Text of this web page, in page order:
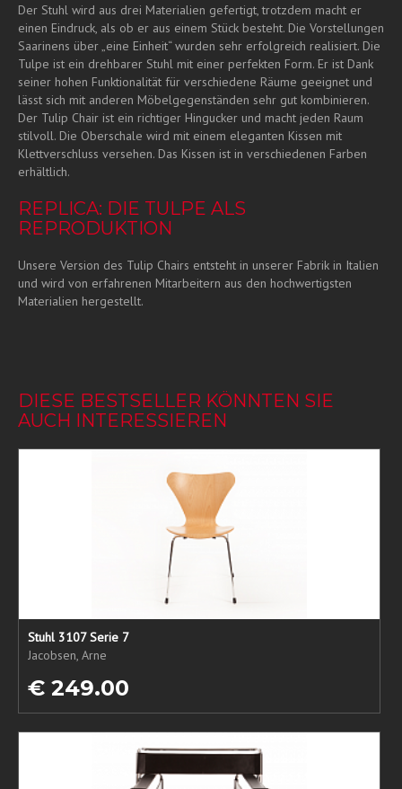
Der Stuhl wird aus drei Materialien gefertigt, trotzdem macht er
einen Eindruck, als ob er aus einem Stück besteht. Die Vorstellungen
Saarinens über „eine Einheit“ wurden sehr erfolgreich realisiert. Die
Tulpe ist ein drehbarer Stuhl mit einer perfekten Form. Er ist Dank
seiner hohen Funktionalität für verschiedene Räume geeignet und
lässt sich mit anderen Möbelgegenständen sehr gut kombinieren.
Der Tulip Chair ist ein richtiger Hingucker und macht jeden Raum
stilvoll. Die Oberschale wird mit einem eleganten Kissen mit
Klettverschluss versehen. Das Kissen ist in verschiedenen Farben
erhältlich.
REPLICA: DIE TULPE ALS
REPRODUKTION
Unsere Version des Tulip Chairs entsteht in unserer Fabrik in Italien
und wird von erfahrenen Mitarbeitern aus den hochwertigsten
Materialien hergestellt.
DIESE BESTSELLER KÖNNTEN SIE
AUCH INTERESSIEREN
Stuhl 3107 Serie 7
Jacobsen, Arne
€ 249.00